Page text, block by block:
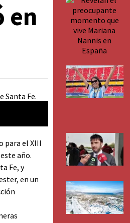
en
para el XIII
año.
Fe, y
en un